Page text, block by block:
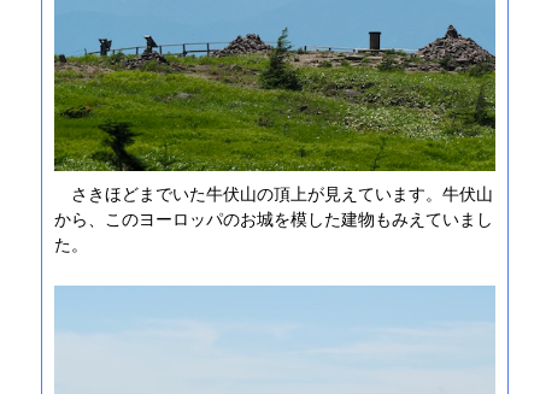
さきほどまでいた牛伏山の頂上が見えています。牛伏山
から、このヨーロッパのお城を模した建物もみえていまし
た。